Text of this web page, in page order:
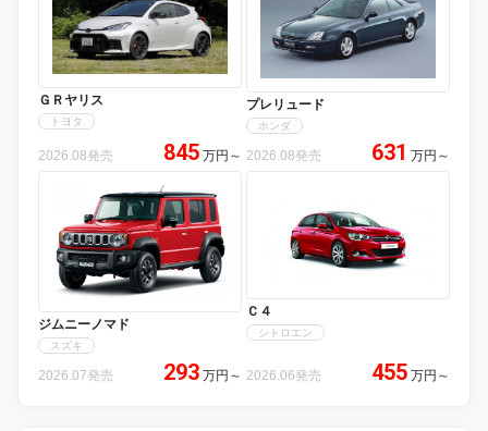
ＧＲヤリス
トヨタ
2026.08発売 845 万円 ～
プレリュード
ホンダ
2026.08発売 631 万円 ～
ジムニーノマド
スズキ
2026.07発売 293 万円 ～
Ｃ４
シトロエン
2026.06発売 455 万円 ～